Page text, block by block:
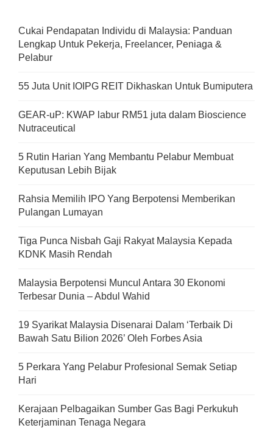
Cukai Pendapatan Individu di Malaysia: Panduan
Lengkap Untuk Pekerja, Freelancer, Peniaga &
Pelabur
55 Juta Unit IOIPG REIT Dikhaskan Untuk Bumiputera
GEAR-uP: KWAP labur RM51 juta dalam Bioscience
Nutraceutical
5 Rutin Harian Yang Membantu Pelabur Membuat
Keputusan Lebih Bijak
Rahsia Memilih IPO Yang Berpotensi Memberikan
Pulangan Lumayan
Tiga Punca Nisbah Gaji Rakyat Malaysia Kepada
KDNK Masih Rendah
Malaysia Berpotensi Muncul Antara 30 Ekonomi
Terbesar Dunia – Abdul Wahid
19 Syarikat Malaysia Disenarai Dalam ‘Terbaik Di
Bawah Satu Bilion 2026’ Oleh Forbes Asia
5 Perkara Yang Pelabur Profesional Semak Setiap
Hari
Kerajaan Pelbagaikan Sumber Gas Bagi Perkukuh
Keterjaminan Tenaga Negara